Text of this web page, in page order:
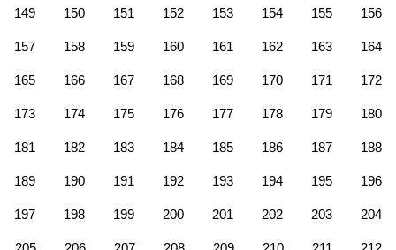
149 150 151 152 153 154 155 156
157 158 159 160 161 162 163 164
165 166 167 168 169 170 171 172
173 174 175 176 177 178 179 180
181 182 183 184 185 186 187 188
189 190 191 192 193 194 195 196
197 198 199 200 201 202 203 204